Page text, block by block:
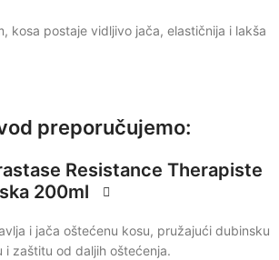
preporučujemo:
Resistance Therapiste
200ml
i jača oštećenu kosu, pružajući dubinsku
i zaštitu od daljih oštećenja.
kosa postaje vidljivo jača, elastičnija i lakša